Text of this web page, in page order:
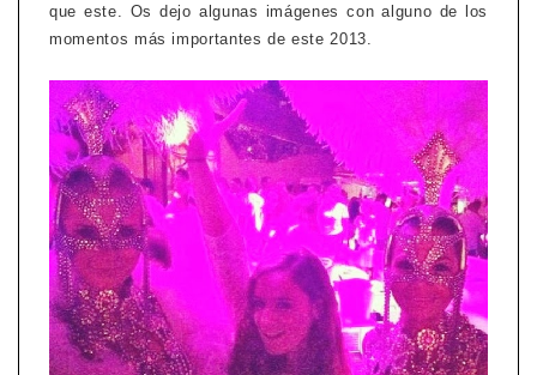
que este. Os dejo algunas imágenes con alguno de los
momentos más importantes de este 2013.